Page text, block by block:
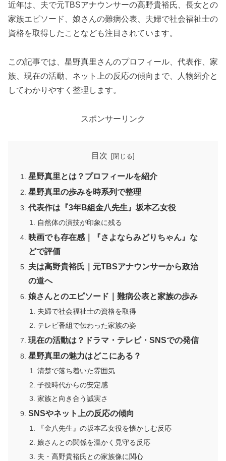
近年は、夫で元TBSアナウンサーの高野貴裕氏、長女との
家族エピソード、娘さんの難病公表、夫婦で社会福祉士の
資格を取得したことなども注目されています。
この記事では、星野真里さんのプロフィール、代表作、家
族、現在の活動、ネット上の反応の傾向まで、人物紹介と
してわかりやすく整理します。
スポンサーリンク
目次
星野真里とは？プロフィールを紹介
星野真里の歩みを時系列で整理
代表作は『3年B組金八先生』坂本乙女役
自然体の演技が印象に残る
映画でも存在感｜『さよならみどりちゃん』な
どで評価
夫は高野貴裕氏｜元TBSアナウンサーから政治
の道へ
娘さんとのエピソード｜難病公表と家族の歩み
夫婦で社会福祉士の資格を取得
テレビ番組で伝わった家族の姿
現在の活動は？ドラマ・テレビ・SNSでの発信
星野真里の魅力はどこにある？
清楚で落ち着いた雰囲気
子役時代からの安定感
家族と向き合う誠実さ
SNSやネット上の反応の傾向
『金八先生』の坂本乙女役を懐かしむ反応
娘さんとの関係を温かく見守る反応
夫・高野貴裕氏との家族像に関心